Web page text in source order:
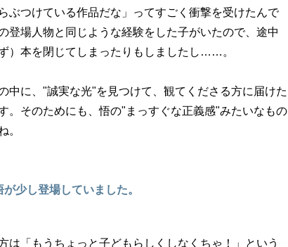
ぶつけている作品だな」ってすごく衝撃を受けたんで
登場人物と同じような経験をした子がいたので、途中
）本を閉じてしまったりもしましたし……。
中に、"誠実な光"を見つけて、観てくださる方に届けた
。そのためにも、悟の"まっすぐな正義感"みたいなもの
。
少し登場していました。
は「もうちょっと子どもらしくしなくちゃ！」という